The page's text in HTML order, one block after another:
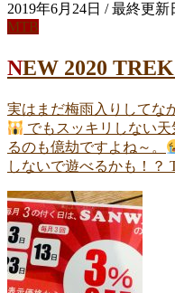
2019年6月24日 / 最終更新
MTB
NEW 2020
実はまだ梅雨入りしてな
でもスッキリしない
るのも億劫ですよね～。
しないで遊べるかも！？